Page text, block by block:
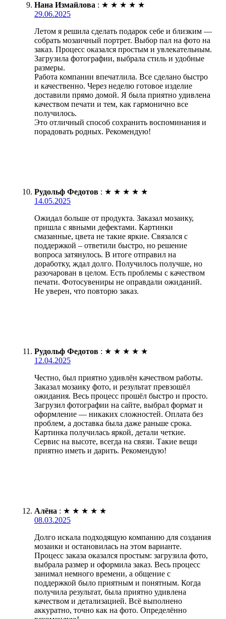
Нана Измайлова : ★ ★ ★ ★ ★
29.06.2025
Летом я решила сделать подарок себе и близким —
собрать мозаичный портрет. Выбор пал на фото на
заказ. Процесс оказался простым и увлекательным.
Загрузила фотографии, выбрала стиль и удобные
размеры.
Работа компании впечатлила. Все сделано быстро
и качественно. Через неделю готовое изделие
доставили прямо домой. Я была приятно удивлена
качеством печати и тем, как гармонично все
получилось.
Это отличный способ сохранить воспоминания и
порадовать родных. Рекомендую!
Рудольф Федотов : ★ ★ ★ ★ ★
14.05.2025
Ожидал больше от продукта. Заказал мозаику,
пришла с явными дефектами. Картинки
смазанные, цвета не такие яркие. Связался с
поддержкой – ответили быстро, но решение
вопроса затянулось. В итоге отправил на
доработку, ждал долго. Получилось получше, но
разочарован в целом. Есть проблемы с качеством
печати. Фотосувениры не оправдали ожиданий.
Не уверен, что повторю заказ.
Рудольф Федотов : ★ ★ ★ ★ ★
12.04.2025
Честно, был приятно удивлён качеством работы.
Заказал мозаику фото, и результат превзошёл
ожидания. Весь процесс прошёл быстро и просто.
Загрузил фотографии на сайте, выбрал формат и
оформление — никаких сложностей. Оплата без
проблем, а доставка была даже раньше срока.
Картинка получилась яркой, детали четкие.
Сервис на высоте, всегда на связи. Такие вещи
приятно иметь и дарить. Рекомендую!
Алёна : ★ ★ ★ ★ ★
08.03.2025
Долго искала подходящую компанию для создания
мозаики и остановилась на этом варианте.
Процесс заказа оказался простым: загрузила фото,
выбрала размер и оформила заказ. Весь процесс
занимал немного времени, а общение с
поддержкой было приятным и понятным. Когда
получила результат, была приятно удивлена
качеством и детализацией. Всё выполнено
аккуратно, точно как на фото. Определённо